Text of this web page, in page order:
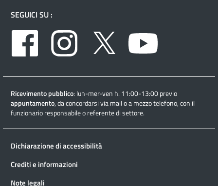
SEGUICI SU :
Facebook
Instagram Twitter
Ricevimento pubblico: lun-mer-ven h. 11:00-13:00 previo
appuntamento, da concordarsi via mail o a mezzo telefono, con il
funzionario responsabile o referente di settore.
Dichiarazione di accessibilità
Crediti e informazioni
Note legali